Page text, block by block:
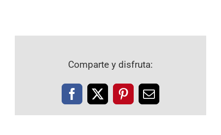
Comparte y disfruta:
Facebook
X PinterestCorreo